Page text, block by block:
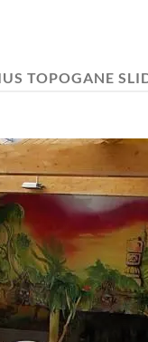
TOPOGANE